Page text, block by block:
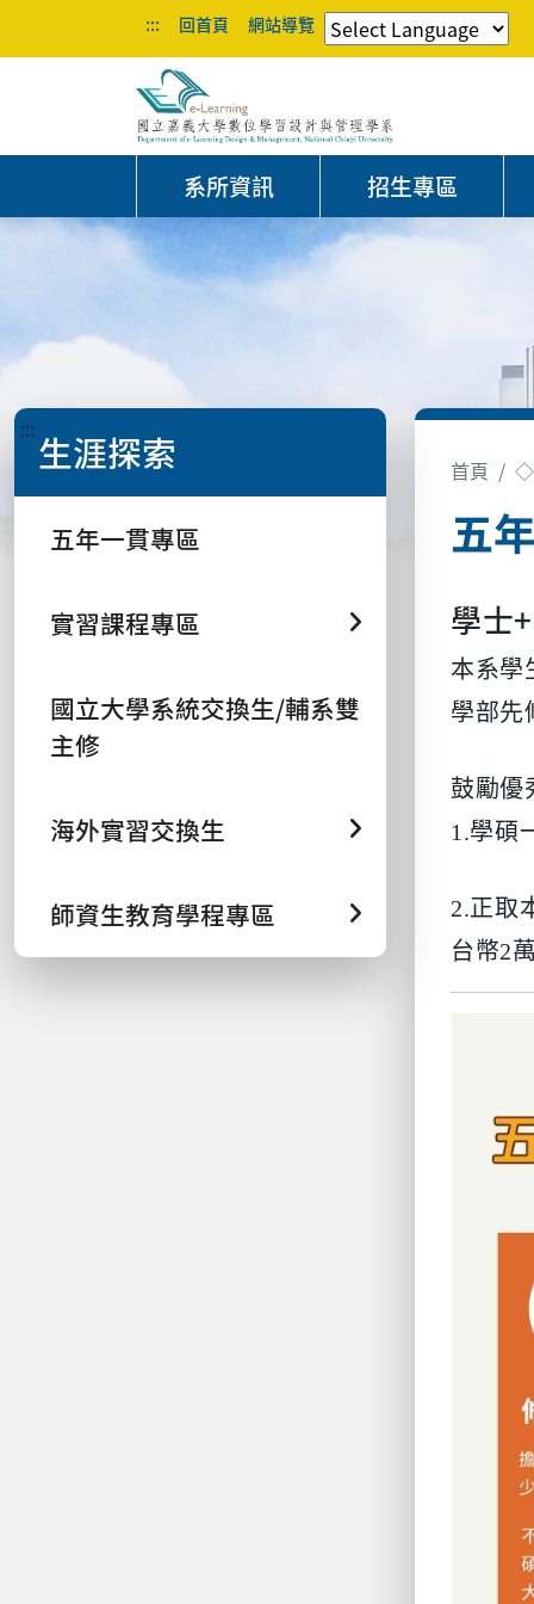
::: 回首頁 網站導覽
系所資訊 招生專區
::: 生涯探索
五年一貫專區
實習課程專區
國立大學系統交換生/輔系雙
主修
海外實習交換生
師資生教育學程專區
首頁 ◇
五
學士
本系學
學部先
鼓勵優
1.學碩
2.正取
台幣2